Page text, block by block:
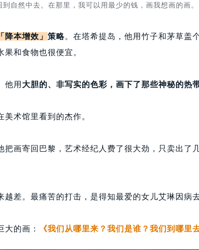
自然中去。在那里，我可以用最少的钱，画我想画的画。
「降本增效」 策略。在塔希提岛，他用竹子和茅草盖
和食物也很便宜。
他用 大胆的、非写实的色彩，画下了那些神秘的热
术馆里看到的杰作。
把画寄回巴黎，艺术经纪人费了很大劲，只卖出了
越差。最痛苦的打击，是得知最爱的女儿艾琳因病去
大的画： 《我们从哪里来？我们是谁？我们到哪里